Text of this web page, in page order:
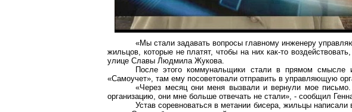
«Мы стали задавать вопросы главному инженеру
жильцов, которые не платят, чтобы на них как-то
улице Славы Людмила Жукова.
После этого коммунальщики стали в прямом смысле
«Самоучет», там ему посоветовали отправить в управляющую
«Через месяц они меня вызвали и вернули мое
организацию, они мне больше отвечать не стали», - сообщил
Устав соревноваться в метании бисера, жильцы